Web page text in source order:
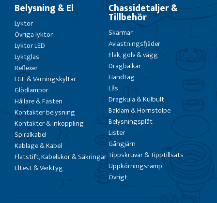
Belysning & El
Lyktor
Övriga lyktor
Lyktor LED
Lyktglas
Reflexer
LGF & Varningskyltar
Glödlampor
Hållare & Fästen
Kontakter belysning
Kontakter & Inkoppling
Spiralkabel
Kablage & Kabel
Flatstift, Kabelskor & Säkringar
Eltest & Verktyg
Chassidetaljer &
Tillbehör
Skärmar
Avlastningsfjäder
Flak, golv & vägg
Dragbalkar
Handtag
Lås
Dragkula & Kulbult
Bakläm & Hörnstolpe
Belysningsplåt
Lister
Gångjärn
Tippskruvar & Tipptillsats
Uppkörningsramp
Övrigt